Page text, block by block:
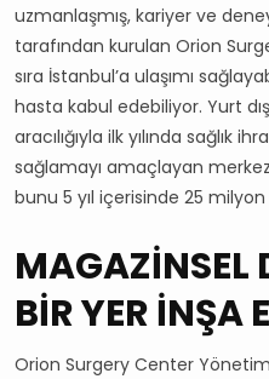
uzmanlaşmış, kariyer ve
tarafından kurulan Orion
sıra İstanbul’a ulaşımı
hasta kabul edebiliyor. Yurt
aracılığıyla ilk yılında sağlık
sağlamayı amaçlayan
bunu 5 yıl içerisinde 25
MAGAZİNSEL
BİR YER İNŞA
Orion Surgery Center